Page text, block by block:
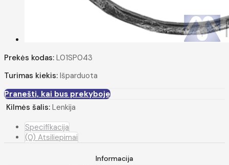
Prekės kodas: L01SP043
Turimas kiekis: Išparduota
Pranešti, kai bus prekyboje
Kilmės šalis: Lenkija
Specifikacija
(0) Atsiliepimai
Informacija